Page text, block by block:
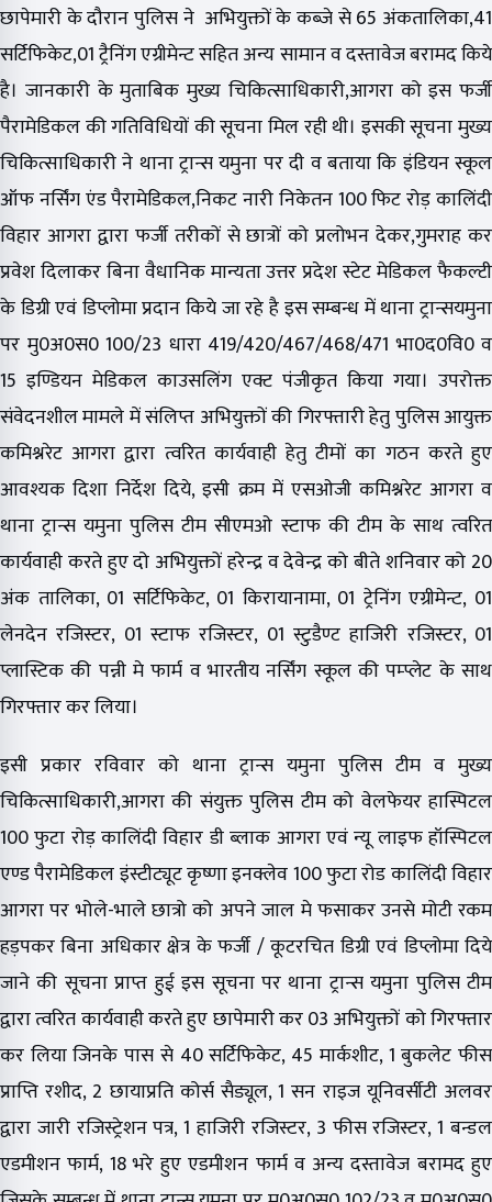
छापेमारी के दौरान पुलिस ने अभियुक्तों के कब्जे से 65 अंकतालिका,41
सर्टिफिकेट,01 ट्रैनिंग एग्रीमेन्ट सहित अन्य सामान व दस्तावेज बरामद किये
है। जानकारी के मुताबिक मुख्य चिकित्साधिकारी,आगरा को इस फर्जी
पैरामेडिकल की गतिविधियों की सूचना मिल रही थी। इसकी सूचना मुख्य
चिकित्साधिकारी ने थाना ट्रान्स यमुना पर दी व बताया कि इंडियन स्कूल
ऑफ नर्सिंग एंड पैरामेडिकल,निकट नारी निकेतन 100 फिट रोड़ कालिंदी
विहार आगरा द्वारा फर्जी तरीकों से छात्रों को प्रलोभन देकर,गुमराह कर
प्रवेश दिलाकर बिना वैधानिक मान्यता उत्तर प्रदेश स्टेट मेडिकल फैकल्टी
के डिग्री एवं डिप्लोमा प्रदान किये जा रहे है इस सम्बन्ध में थाना ट्रान्सयमुना
पर मु0अ0स0 100/23 धारा 419/420/467/468/471 भा0द0वि0 व
15 इण्डियन मेडिकल काउसलिंग एक्ट पंजीकृत किया गया। उपरोक्त
संवेदनशील मामले में संलिप्त अभियुक्तों की गिरफ्तारी हेतु पुलिस आयुक्त
कमिश्नरेट आगरा द्वारा त्वरित कार्यवाही हेतु टीमों का गठन करते हुए
आवश्यक दिशा निर्देश दिये, इसी क्रम में एसओजी कमिश्नरेट आगरा व
थाना ट्रान्स यमुना पुलिस टीम सीएमओ स्टाफ की टीम के साथ त्वरित
कार्यवाही करते हुए दो अभियुक्तों हरेन्द्र व देवेन्द्र को बीते शनिवार को 20
अंक तालिका, 01 सर्टिफिकेट, 01 किरायानामा, 01 ट्रेनिंग एग्रीमेन्ट, 01
लेनदेन रजिस्टर, 01 स्टाफ रजिस्टर, 01 स्टुडैण्ट हाजिरी रजिस्टर, 01
प्लास्टिक की पन्नी मे फार्म व भारतीय नर्सिंग स्कूल की पम्प्लेट के साथ
गिरफ्तार कर लिया।
इसी प्रकार रविवार को थाना ट्रान्स यमुना पुलिस टीम व मुख्य
चिकित्साधिकारी,आगरा की संयुक्त पुलिस टीम को वेलफेयर हास्पिटल
100 फुटा रोड़ कालिंदी विहार डी ब्लाक आगरा एवं न्यू लाइफ हॉस्पिटल
एण्ड पैरामेडिकल इंस्टीट्यूट कृष्णा इनक्लेव 100 फुटा रोड कालिंदी विहार
आगरा पर भोले-भाले छात्रो को अपने जाल मे फसाकर उनसे मोटी रकम
हड़पकर बिना अधिकार क्षेत्र के फर्जी / कूटरचित डिग्री एवं डिप्लोमा दिये
जाने की सूचना प्राप्त हुई इस सूचना पर थाना ट्रान्स यमुना पुलिस टीम
द्वारा त्वरित कार्यवाही करते हुए छापेमारी कर 03 अभियुक्तों को गिरफ्तार
कर लिया जिनके पास से 40 सर्टिफिकेट, 45 मार्कशीट, 1 बुकलेट फीस
प्राप्ति रशीद, 2 छायाप्रति कोर्स सैड्यूल, 1 सन राइज यूनिवर्सीटी अलवर
द्वारा जारी रजिस्ट्रेशन पत्र, 1 हाजिरी रजिस्टर, 3 फीस रजिस्टर, 1 बन्डल
एडमीशन फार्म, 18 भरे हुए एडमीशन फार्म व अन्य दस्तावेज बरामद हुए